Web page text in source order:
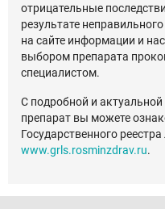
отрицательные
результате
на сайте информации и
выбором препарата
специалистом.
С подробной и
препарат вы можете
Государственного
www.grls.rosminzdrav.ru.